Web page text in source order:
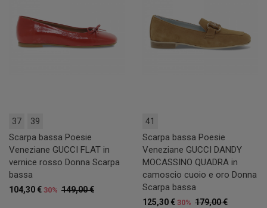
37 39
Scarpa bassa Poesie
Veneziane GUCCI FLAT in
vernice rosso Donna Scarpa
bassa
149,00 €
104,30 € 30%
41
Scarpa bassa Poesie
Veneziane GUCCI DANDY
MOCASSINO QUADRA in
camoscio cuoio e oro Donna
Scarpa bassa
179,00 €
125,30 € 30%